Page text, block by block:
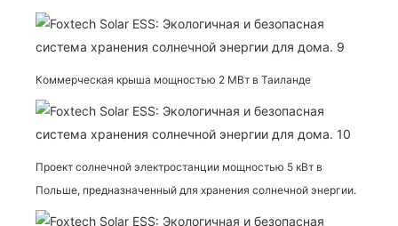
Коммерческая крыша мощностью 2 МВт в Таиланде
Проект солнечной электростанции мощностью 5 кВт в
Польше, предназначенный для хранения солнечной энергии.